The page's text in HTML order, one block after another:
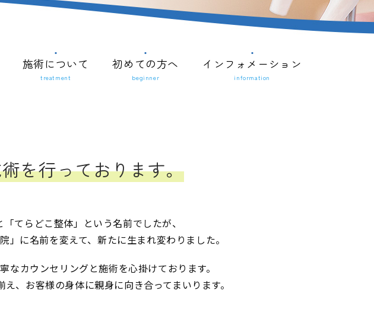
施術について
treatment
初めての方へ
beginner
インフォメーション
information
を行っております。
てらどこ整体」という名前でしたが、
に名前を変えて、新たに生まれ変わりました。
カウンセリングと施術を心掛けております。
、お客様の身体に親身に向き合ってまいります。